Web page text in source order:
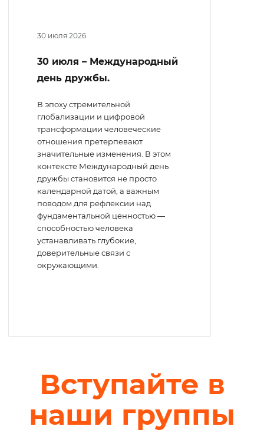
30 июля 2026
30 июля – Международный
день дружбы.
В эпоху стремительной
глобализации и цифровой
трансформации человеческие
отношения претерпевают
значительные изменения. В этом
контексте Международный день
дружбы становится не просто
календарной датой, а важным
поводом для рефлексии над
фундаментальной ценностью —
способностью человека
устанавливать глубокие,
доверительные связи с
окружающими.
Вступайте в
наши группы